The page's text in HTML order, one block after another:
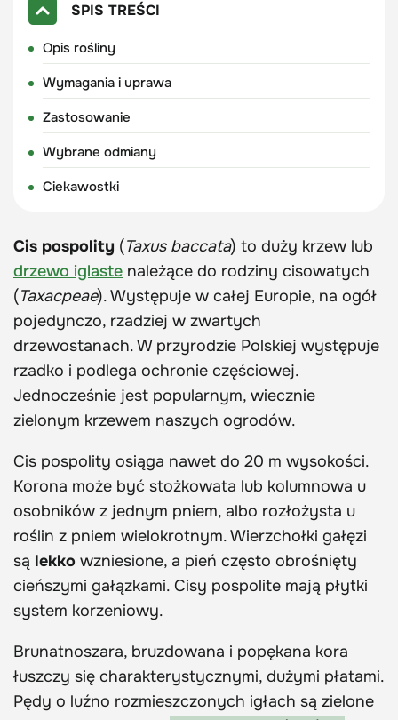
SPIS TREŚCI
Opis rośliny
Wymagania i uprawa
Zastosowanie
Wybrane odmiany
Ciekawostki
Cis pospolity (Taxus baccata) to duży krzew lub
drzewo iglaste należące do rodziny cisowatych
(Taxacpeae). Występuje w całej Europie, na ogół
pojedynczo, rzadziej w zwartych
drzewostanach. W przyrodzie Polskiej występuje
rzadko i podlega ochronie częściowej.
Jednocześnie jest popularnym, wiecznie
zielonym krzewem naszych ogrodów.
Cis pospolity osiąga nawet do 20 m wysokości.
Korona może być stożkowata lub kolumnowa u
osobników z jednym pniem, albo rozłożysta u
roślin z pniem wielokrotnym. Wierzchołki gałęzi
są lekko wzniesione, a pień często obrośnięty
cieńszymi gałązkami. Cisy pospolite mają płytki
system korzeniowy.
Brunatnoszara, bruzdowana i popękana kora
łuszczy się charakterystycznymi, dużymi płatami.
Pędy o luźno rozmieszczonych igłach są zielone